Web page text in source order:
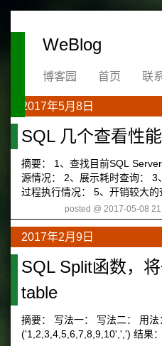
WeBlog
博客园 首页 联
2017年5月8日
SQL 几个查看性
摘要： 1、查找目前SQL
源情况： 2、展示耗时查询：
过程执行情况： 5、开销较大的
posted @ 2017-05-08
2017年2月9日
SQL Split函数，
table
摘要： 写法一： 写法二： 用
('1,2,3,4,5,6,7,8,9,10',',') 结果：